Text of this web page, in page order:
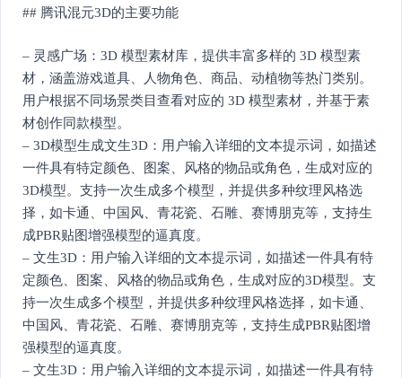
## 腾讯混元3D的主要功能
– 灵感广场：3D 模型素材库，提供丰富多样的 3D 模型素
材，涵盖游戏道具、人物角色、商品、动植物等热门类别。
用户根据不同场景类目查看对应的 3D 模型素材，并基于素
材创作同款模型。
– 3D模型生成文生3D：用户输入详细的文本提示词，如描述
一件具有特定颜色、图案、风格的物品或角色，生成对应的
3D模型。支持一次生成多个模型，并提供多种纹理风格选
择，如卡通、中国风、青花瓷、石雕、赛博朋克等，支持生
成PBR贴图增强模型的逼真度。
– 文生3D：用户输入详细的文本提示词，如描述一件具有特
定颜色、图案、风格的物品或角色，生成对应的3D模型。支
持一次生成多个模型，并提供多种纹理风格选择，如卡通、
中国风、青花瓷、石雕、赛博朋克等，支持生成PBR贴图增
强模型的逼真度。
– 文生3D：用户输入详细的文本提示词，如描述一件具有特